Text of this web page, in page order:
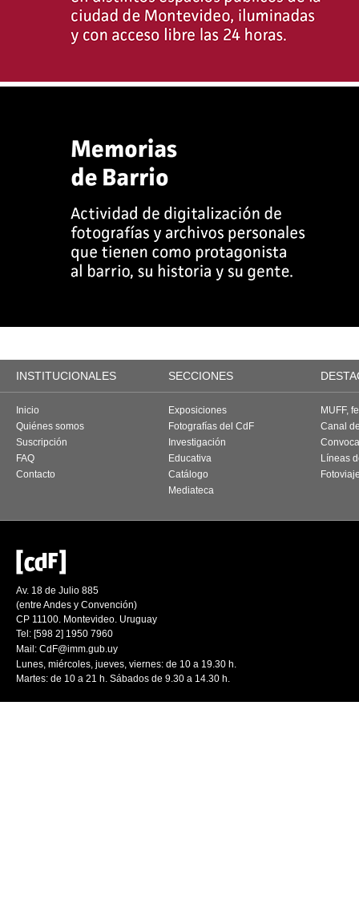
INSTITUCIONALES SECCIONES
Inicio
Quiénes somos
Suscripción
FAQ
Contacto
Exposiciones
Fotografías del CdF
Investigación
Educativa
Catálogo
Mediateca
MUFF,
Canal
Líneas
Av. 18 de Julio 885
(entre Andes y Convención)
CP 11100. Montevideo. Uruguay
Tel: [598 2] 1950 7960
Mail: CdF@imm.gub.uy
Lunes, miércoles, jueves, viernes: de 10 a 19.30 h.
Martes: de 10 a 21 h. Sábados de 9.30 a 14.30 h.